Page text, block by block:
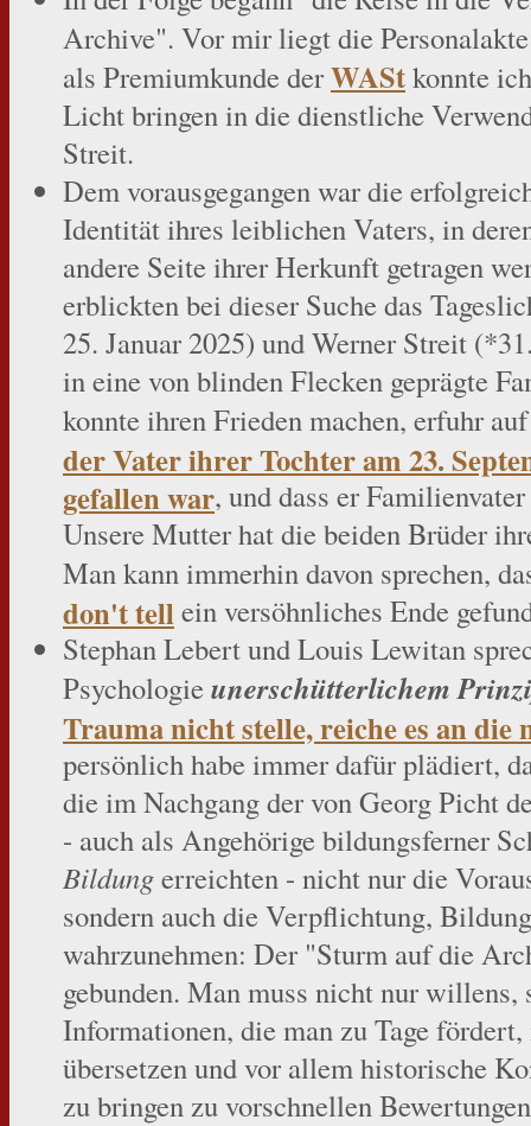
Archive". Vor mir liegt die
als Premiumkunde derWAStkonnte
Licht bringen in die dienstliche
Streit.
Dem vorausgegangen war die
Identität ihres leiblichen Vaters, in
andere Seite ihrer Herkunft getragen
erblickten bei dieser Suche das
25. Januar 2025) und Werner Streit
in eine von blinden Flecken geprägte
konnte ihren Frieden machen, erfuhr
der Vater ihrer Tochter am 23.
gefallen war, und dass er
Unsere Mutter hat die beiden Brüder
Man kann immerhin davon sprechen,
don't tell ein versöhnliches Ende
Stephan Lebert und Louis Lewitan
Psychologie unerschütterlichem
Trauma nicht stelle, reiche es an die
persönlich habe immer dafür plädiert,
die im Nachgang der von Georg Picht
- auch als Angehörige bildungsferner
Bildungerreichten - nicht nur die
sondern auch die Verpflichtung,
wahrzunehmen: Der "Sturm auf die
gebunden. Man muss nicht nur willens,
Informationen, die man zu Tage
übersetzen und vor allem historische
zu bringen zu vorschnellen